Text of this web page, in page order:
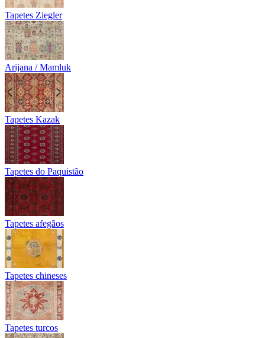
Tapetes Ziegler
Arijana / Mamluk
Tapetes Kazak
Tapetes do Paquistão
Tapetes afegãos
Tapetes chineses
Tapetes turcos